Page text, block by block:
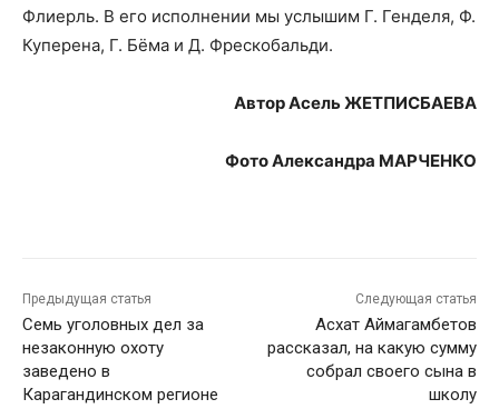
Флиерль. В его исполнении мы услышим Г. Генделя, Ф.
Куперена, Г. Бёма и Д. Фрескобальди.
Автор Асель ЖЕТПИСБАЕВА
Фото Александра МАРЧЕНКО
Предыдущая статья
Семь уголовных дел за
незаконную охоту
заведено в
Карагандинском регионе
Следующая статья
Асхат Аймагамбетов
рассказал, на какую сумму
собрал своего сына в
школу